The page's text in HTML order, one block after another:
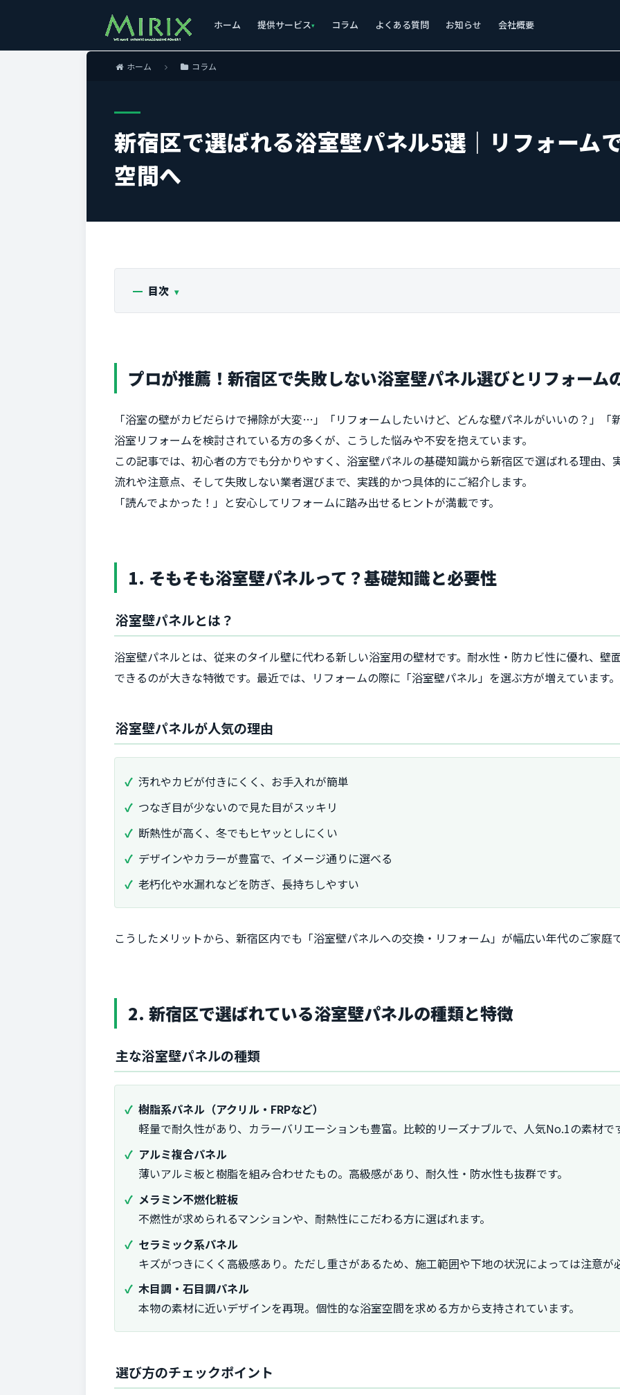
ホーム 提供サービス コラム よくある質問 お知らせ 会社概要
ホーム コラム
新宿区で選ばれる浴室壁パネル5選｜リフォーム
空間へ
目次
プロが推薦！新宿区で失敗しない浴室壁パネル選びとリフォーム
「浴室の壁がカビだらけで掃除が大変…」「リフォームしたいけど、どんな壁パネルがいいの？」「
浴室リフォームを検討されている方の多くが、こうした悩みや不安を抱えています。
この記事では、初心者の方でも分かりやすく、浴室壁パネルの基礎知識から新宿区で選ばれる理由、
流れや注意点、そして失敗しない業者選びまで、実践的かつ具体的にご紹介します。
「読んでよかった！」と安心してリフォームに踏み出せるヒントが満載です。
1. そもそも浴室壁パネルって？基礎知識と必要性
浴室壁パネルとは？
浴室壁パネルとは、従来のタイル壁に代わる新しい浴室用の壁材です。耐水性・防カビ性に優れ、壁
できるのが大きな特徴です。最近では、リフォームの際に「浴室壁パネル」を選ぶ方が増えています。
浴室壁パネルが人気の理由
汚れやカビが付きにくく、お手入れが簡単
つなぎ目が少ないので見た目がスッキリ
断熱性が高く、冬でもヒヤッとしにくい
デザインやカラーが豊富で、イメージ通りに選べる
老朽化や水漏れなどを防ぎ、長持ちしやすい
こうしたメリットから、新宿区内でも「浴室壁パネルへの交換・リフォーム」が幅広い年代のご家庭
2. 新宿区で選ばれている浴室壁パネルの種類と特徴
主な浴室壁パネルの種類
樹脂系パネル（アクリル・FRPなど）
軽量で耐久性があり、カラーバリエーションも豊富。比較的リーズナブルで、人気No.1の素材で
アルミ複合パネル
薄いアルミ板と樹脂を組み合わせたもの。高級感があり、耐久性・防水性も抜群です。
メラミン不燃化粧板
不燃性が求められるマンションや、耐熱性にこだわる方に選ばれます。
セラミック系パネル
キズがつきにくく高級感あり。ただし重さがあるため、施工範囲や下地の状況によっては注意が
木目調・石目調パネル
本物の素材に近いデザインを再現。個性的な浴室空間を求める方から支持されています。
選び方のチェックポイント